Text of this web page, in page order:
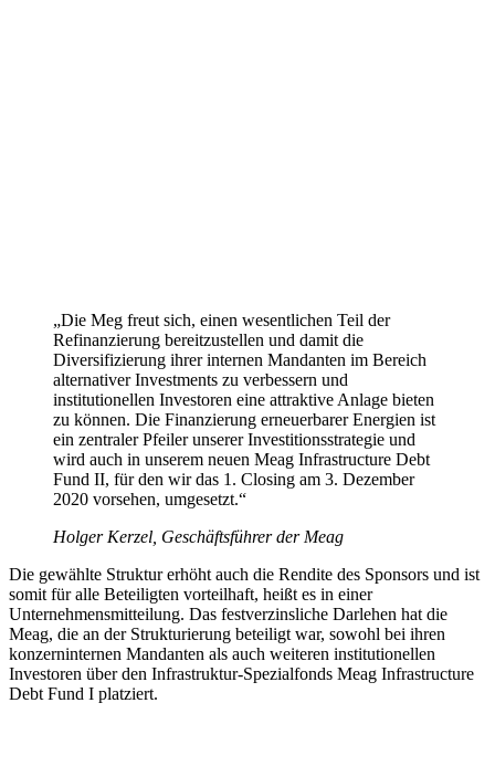
„Die Meg freut sich, einen wesentlichen Teil der
Refinanzierung bereitzustellen und damit die
Diversifizierung ihrer internen Mandanten im Bereich
alternativer Investments zu verbessern und
institutionellen Investoren eine attraktive Anlage bieten
zu können. Die Finanzierung erneuerbarer Energien ist
ein zentraler Pfeiler unserer Investitionsstrategie und
wird auch in unserem neuen Meag Infrastructure Debt
Fund II, für den wir das 1. Closing am 3. Dezember
2020 vorsehen, umgesetzt.“
Holger Kerzel, Geschäftsführer der Meag
Die gewählte Struktur erhöht auch die Rendite des Sponsors und ist
somit für alle Beteiligten vorteilhaft, heißt es in einer
Unternehmensmitteilung. Das festverzinsliche Darlehen hat die
Meag, die an der Strukturierung beteiligt war, sowohl bei ihren
konzerninternen Mandanten als auch weiteren institutionellen
Investoren über den Infrastruktur-Spezialfonds Meag Infrastructure
Debt Fund I platziert.